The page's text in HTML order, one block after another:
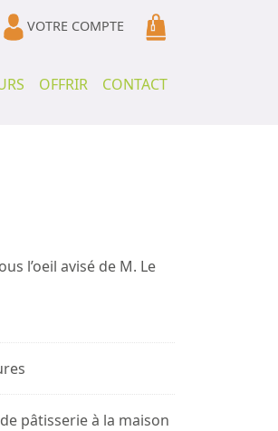
OFFRIR CONTACT
VOTRE COMPTE
l’oeil avisé de M. Le
pâtisserie à la maison